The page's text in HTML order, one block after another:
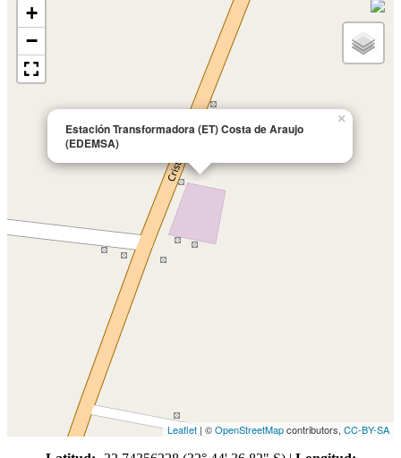
Estación Transformadora (ET) Costa de Araujo
(EDEMSA)
×
+
−
Leaflet | ©OpenStreetMapcontributors, CC-BY-SA